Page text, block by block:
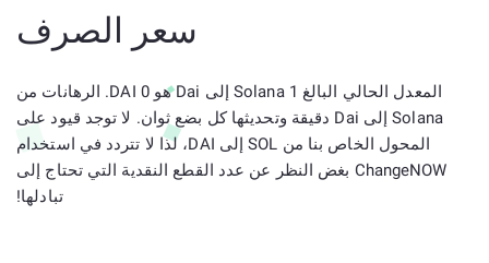
سعر الصرف
المعدل الحالي البالغ 1 Solana إلى Dai هو 0 DAI. الرهانات من
Solana إلى Dai دقيقة وتحديثها كل بضع ثوان. لا توجد قيود على
المحول الخاص بنا من SOL إلى DAI، لذا لا تتردد في استخدام
ChangeNOW بغض النظر عن عدد القطع النقدية التي تحتاج إلى
تبادلها!